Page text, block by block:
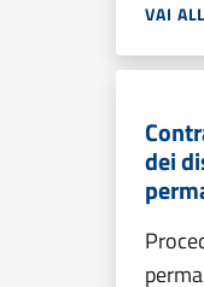
VAI
dei